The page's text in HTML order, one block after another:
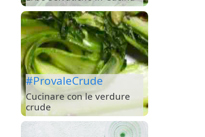
#ProvaleCrude
Cucinare con le verdure
crude